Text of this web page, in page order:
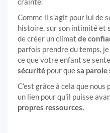
Comme il s'agit pour lui de
histoire, sur son intimité et
de créer un climat de
parfois prendre du temps,
ce que votre enfant se
sécurité pour quesa parole
C’est grâce à cela que
un lien pour qu'il puisse
propres ressources.